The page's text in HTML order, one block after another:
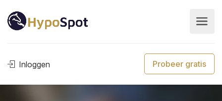
Inloggen Probeer gratis